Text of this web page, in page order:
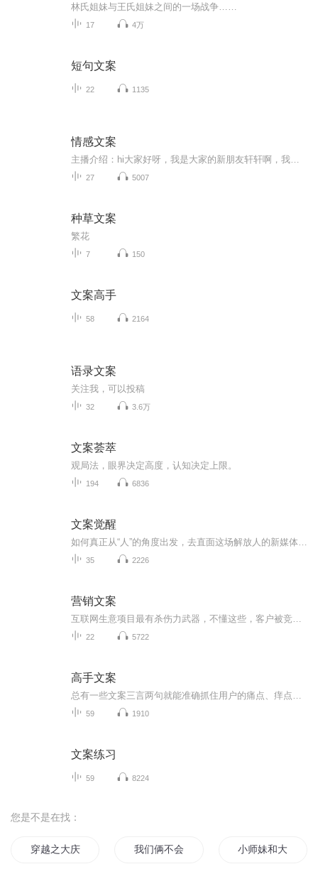
林氏姐妹与王氏姐妹之间的一场战争……
17 4万
短句文案
22 1135
情感文案
27 5007
种草文案
繁花
7 150
文案高手
58 2164
语录文案
关注我，可以投稿
32 3.6万
文案荟萃
观局️法，眼界决定高度，认知决定上限。
194 6836
文案觉醒
35 2226
营销文案
22 5722
高手文案
59 1910
文案练习
59 8224
您是不是在找：
穿越之大庆帝国 我们俩不会道别 小师妹和大师姐